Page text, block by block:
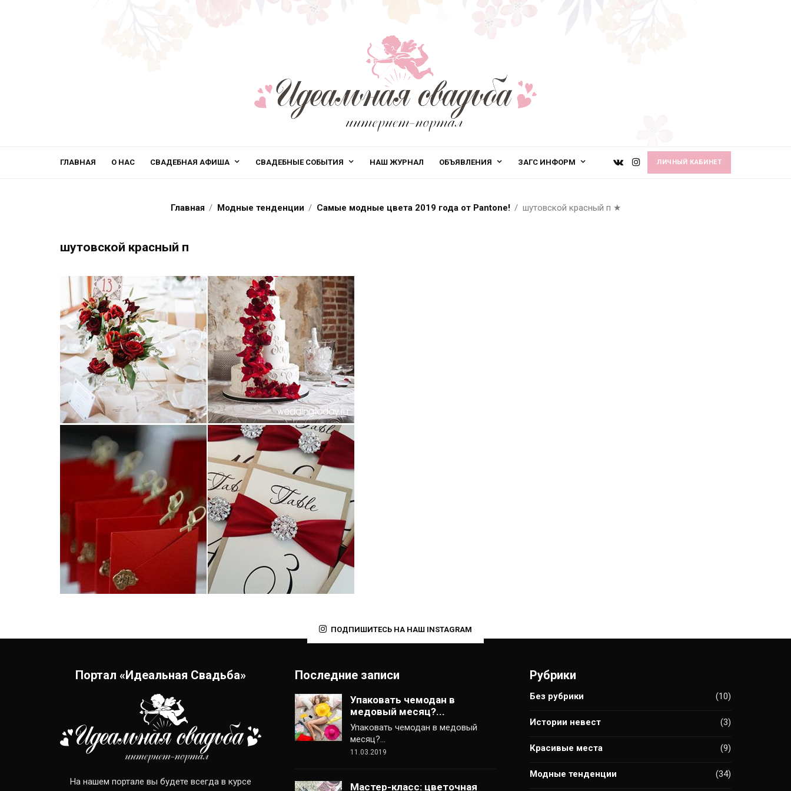
ГЛАВНАЯ О НАС СВАДЕБНАЯ АФИША СВАДЕБНЫЕ СОБЫТИЯ НАШ ЖУРНАЛ ОБЪЯВЛЕНИЯ ЗАГС ИНФОРМ ЛИЧНЫЙ КАБИНЕТ
Главная Модные тенденции Самые модные цвета 2019 года от Pantone! шутовской красный п ★
шутовской красный п
ПОДПИШИТЕСЬ НА НАШ INSTAGRAM
Портал «Идеальная Свадьба»
На нашем портале вы будете всегда в курсе
Последние записи
Упаковать чемодан в
медовый месяц?...
Упаковать чемодан в медовый
месяц?…
11.03.2019
Мастер-класс: цветочная
Рубрики
Без рубрики (10)
Истории невест (3)
Красивые места (9)
Модные тенденции (34)